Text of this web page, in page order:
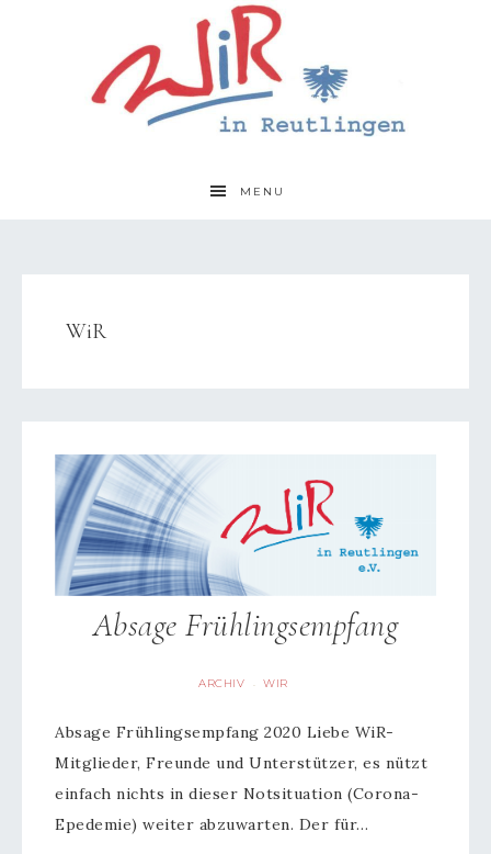
MENU
WiR
Absage Frühlingsempfang
ARCHIV · WIR
Absage Frühlingsempfang 2020 Liebe WiR-
Mitglieder, Freunde und Unterstützer, es nützt
einfach nichts in dieser Notsituation (Corona-
Epedemie) weiter abzuwarten. Der für…